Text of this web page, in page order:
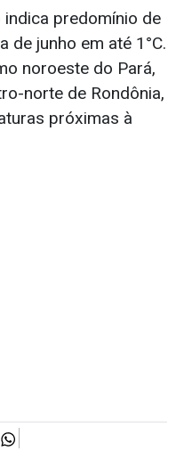
predomínio de
de junho em até 1°C.
noroeste do Pará,
norte de Rondônia,
próximas à